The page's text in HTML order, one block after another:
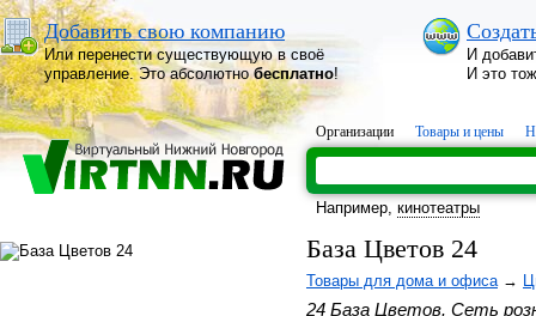
Добавить свою компанию
Или перенести существующую в своё
управление. Это абсолютнобесплатно!
И
И это
Организации Товары и цены
Например, кинотеатры
База Цветов 24
Товары для дома и офиса→
24 База Цветов. Сеть